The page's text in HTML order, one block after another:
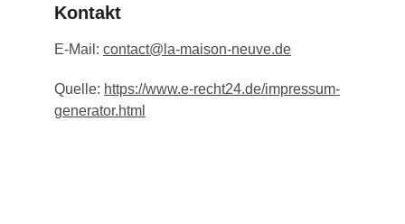
Kontakt
E-Mail: contact@la-maison-neuve.de
Quelle: https://www.e-recht24.de/impressum-
generator.html